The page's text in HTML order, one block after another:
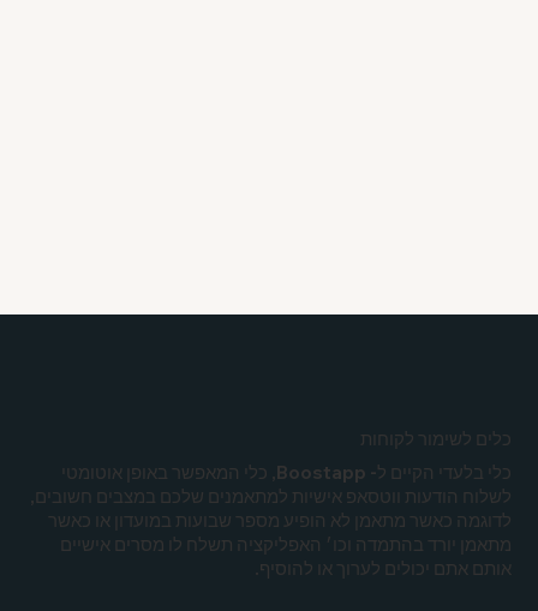
כלים לשימור לקוחות
כלי בלעדי הקיים ל- Boostapp, כלי המאפשר באופן אוטומטי
לשלוח הודעות ווטסאפ אישיות למתאמנים שלכם במצבים חשובים,
לדוגמה כאשר מתאמן לא הופיע מספר שבועות במועדון או כאשר
מתאמן יורד בהתמדה וכו׳ האפליקציה תשלח לו מסרים אישיים
אותם אתם יכולים לערוך או להוסיף.